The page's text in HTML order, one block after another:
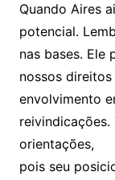
Quando Aires
potencial.
nas bases. Ele
nossos
envolvimento
reivindicações.
orientações,
pois seu